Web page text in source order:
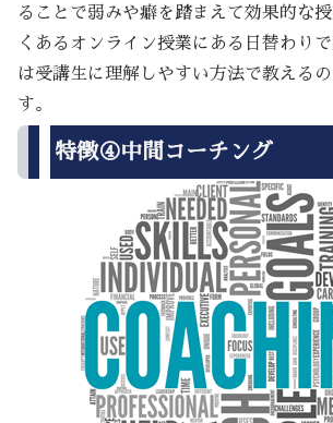
ることで弱みや癖を踏まえて効果的な
くあるオンライン授業にある日替わり
は受講生に理解しやすい方法で教える
す。
特徴④中間コーチング